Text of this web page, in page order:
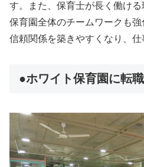
す。また、保育士が長く働ける
保育園全体のチームワークも
信頼関係を築きやすくなり、仕
●ホワイト保育園に転